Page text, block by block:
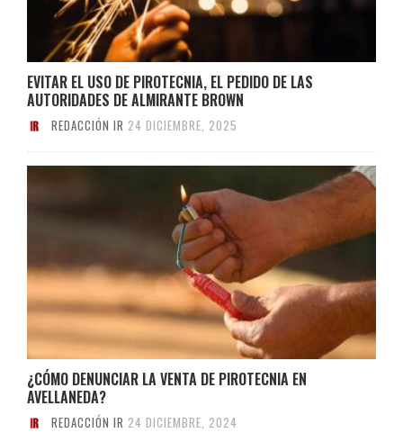
EVITAR EL USO DE PIROTECNIA, EL PEDIDO DE LAS
AUTORIDADES DE ALMIRANTE BROWN
REDACCIÓN IR 24 DICIEMBRE, 2025
¿CÓMO DENUNCIAR LA VENTA DE PIROTECNIA EN
AVELLANEDA?
REDACCIÓN IR 24 DICIEMBRE, 2024